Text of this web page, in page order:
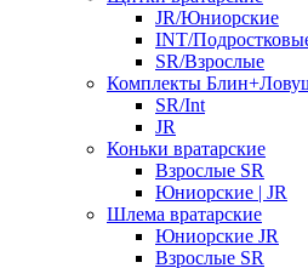
JR/Юниорские
INT/
SR/Взрослые
Комплекты
SR/Int
JR
Коньки вратарские
Взрослые SR
Юниорские | JR
Шлема вратарские
Юниорские JR
Взрослые SR